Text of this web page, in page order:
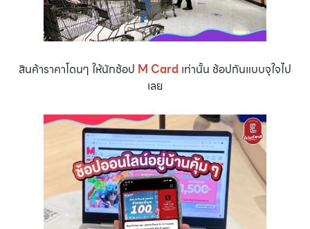
สินค้าราคาโดนๆ ให้นักช้อป M Card เท่านั้น ช้อปกันแบบจุใจไป
เลย